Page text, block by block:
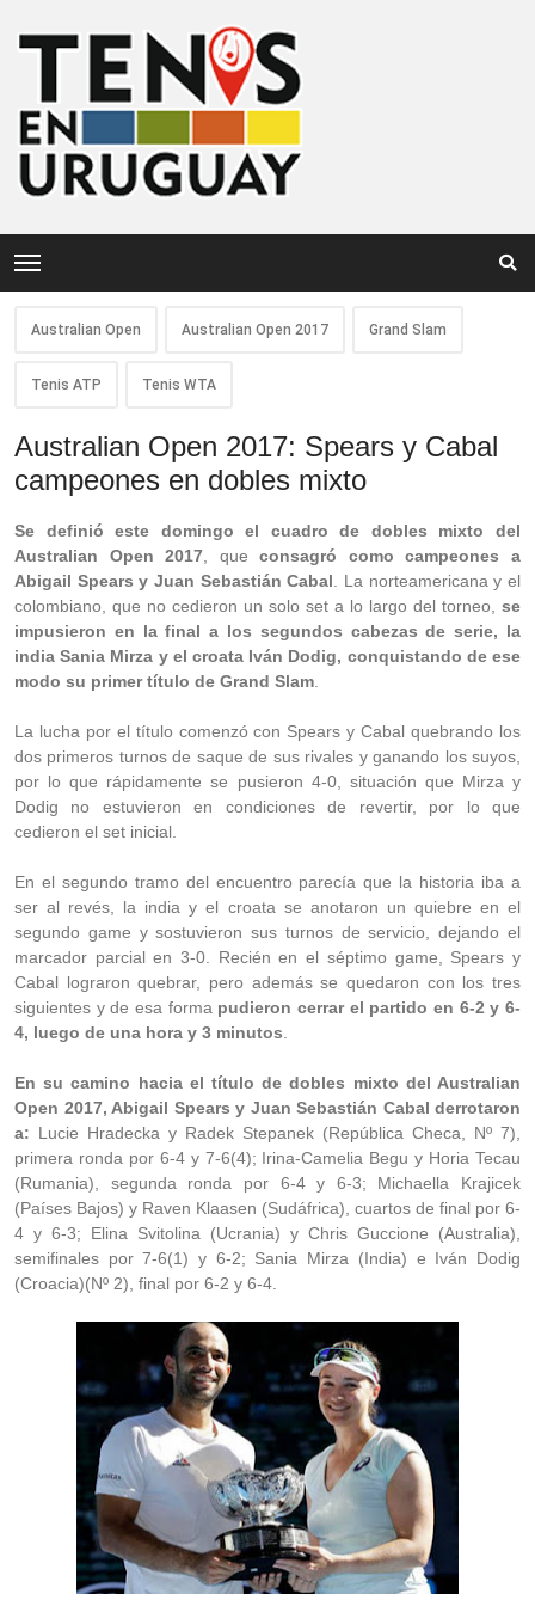
Australian Open Australian Open 2017 Grand Slam
Tenis ATP Tenis WTA
Australian Open 2017: Spears y Cabal
campeones en dobles mixto
Se definió este domingo el cuadro de dobles mixto del
Australian Open 2017 , queconsagró como campeones a
Abigail Spears y Juan Sebastián Cabal . La norteamericana y el
colombiano, que no cedieron un solo set a lo largo del torneo, se
impusieron en la final a los segundos cabezas de serie, la
india Sania Mirza y el croata Iván Dodig, conquistando de ese
modo su primer título de Grand Slam
La lucha por el título comenzó con Spears y Cabal quebrando los
dos primeros turnos de saque de sus rivales y ganando los suyos,
por lo que rápidamente se pusieron 4-0, situación que Mirza y
Dodig no estuvieron en condiciones de revertir, por lo que
cedieron el set inicial.
En el segundo tramo del encuentro parecía que la historia iba a
ser al revés, la india y el croata se anotaron un quiebre en el
segundo game y sostuvieron sus turnos de servicio, dejando el
marcador parcial en 3-0. Recién en el séptimo game, Spears y
Cabal lograron quebrar, pero además se quedaron con los tres
siguientes y de esa forma pudieron cerrar el partido en 6-2 y 6-
4, luego de una hora y 3 minutos
En su camino hacia el título de dobles mixto del Australian
Open 2017, Abigail Spears y Juan Sebastián Cabal derrotaron
a: Lucie Hradecka y Radek Stepanek (República Checa, Nº 7),
primera ronda por 6-4 y 7-6(4); Irina-Camelia Begu y Horia Tecau
(Rumania), segunda ronda por 6-4 y 6-3; Michaella Krajicek
(Países Bajos) y Raven Klaasen (Sudáfrica), cuartos de final por 6-
4 y 6-3; Elina Svitolina (Ucrania) y Chris Guccione (Australia),
semifinales por 7-6(1) y 6-2; Sania Mirza (India) e Iván Dodig
(Croacia)(Nº 2), final por 6-2 y 6-4.